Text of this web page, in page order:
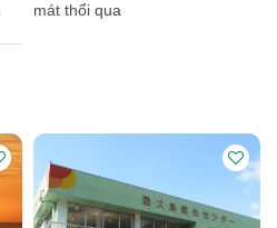
mát thổi qua